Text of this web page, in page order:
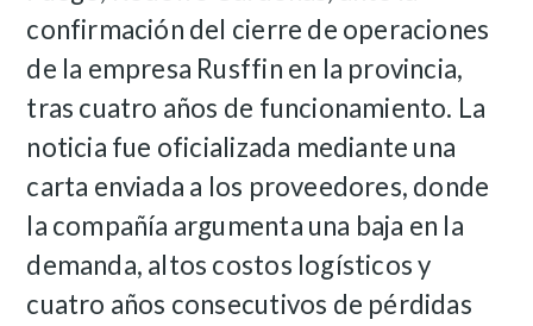
confirmación del cierre de operaciones
de la empresa Rusffin en la provincia,
tras cuatro años de funcionamiento. La
noticia fue oficializada mediante una
carta enviada a los proveedores, donde
la compañía argumenta una baja en la
demanda, altos costos logísticos y
cuatro años consecutivos de pérdidas